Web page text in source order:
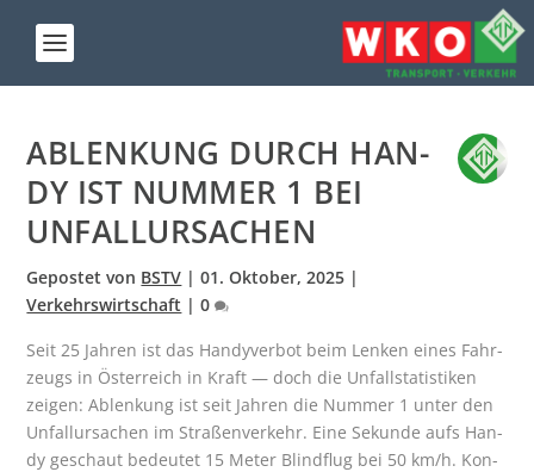
ABLEN­KUNG DURCH HAN­
DY IST NUM­MER 1 BEI
UNFALLURSACHEN
Gepostet von BSTV |01. Oktober, 2025 |
Verkehrswirtschaft |0
Seit 25 Jah­ren ist das Han­dy­ver­bot beim Len­ken eines Fahr­
zeugs in Öster­reich in Kraft — doch die Unfall­sta­tis­ti­ken
zei­gen: Ablen­kung ist seit Jah­ren die Num­mer 1 unter den
Unfall­ur­sa­chen im Stra­ßen­ver­kehr. Eine Sekun­de aufs Han­
dy geschaut bedeu­tet 15 Meter Blind­flug bei 50 km/h. Kon­